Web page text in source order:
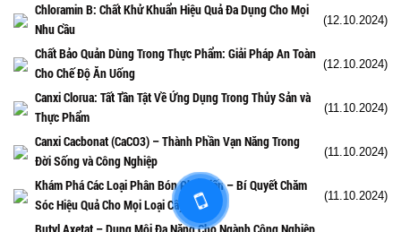
Chloramin B: Chất Khử Khuẩn Hiệu Quả Đa Dụng Cho Mọi
Nhu Cầu
(12.10.2024)
Chất Bảo Quản Dùng Trong Thực Phẩm: Giải Pháp An Toàn
Cho Chế Độ Ăn Uống
(12.10.2024)
Canxi Clorua: Tất Tần Tật Về Ứng Dụng Trong Thủy Sản và
Thực Phẩm
(11.10.2024)
Canxi Cacbonat (CaCO3) – Thành Phần Vạn Năng Trong
Đời Sống và Công Nghiệp
(11.10.2024)
Khám Phá Các Loại Phân Bón Phổ Biến – Bí Quyết Chăm
Sóc Hiệu Quả Cho Mọi Loại Cây Trồng
(11.10.2024)